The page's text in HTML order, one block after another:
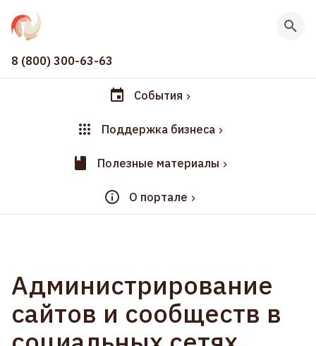
8 (800) 300-63-63
События
Поддержка бизнеса
Полезные материалы
О портале
Администрирование
сайтов и сообществ в